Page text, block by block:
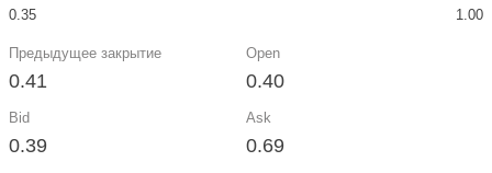
0.35 1.00
Предыдущее закрытие
0.41
Open
0.40
Bid
0.39
Ask
0.69